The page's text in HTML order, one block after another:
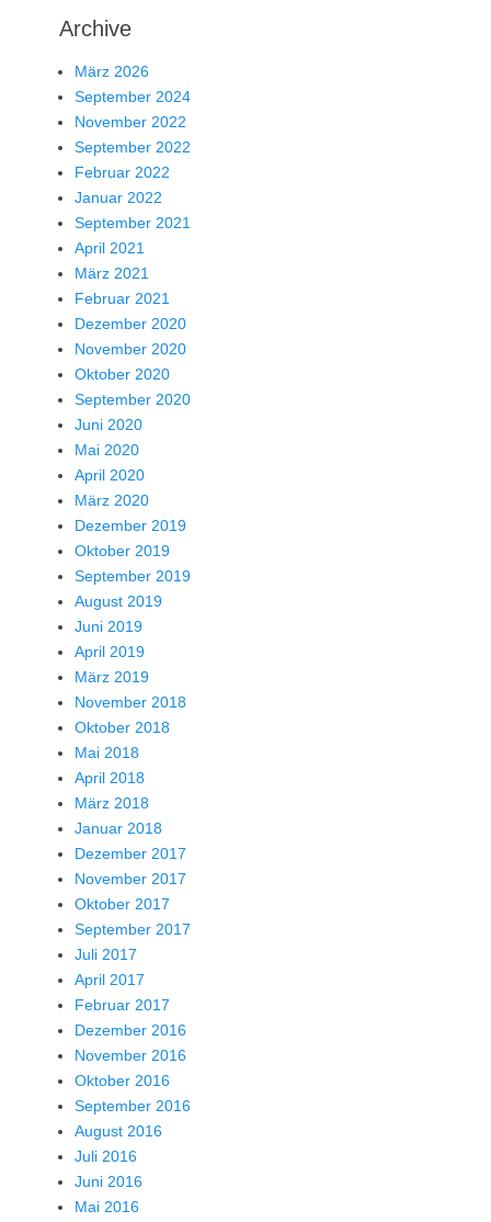
Archive
März 2026
September 2024
November 2022
September 2022
Februar 2022
Januar 2022
September 2021
April 2021
März 2021
Februar 2021
Dezember 2020
November 2020
Oktober 2020
September 2020
Juni 2020
Mai 2020
April 2020
März 2020
Dezember 2019
Oktober 2019
September 2019
August 2019
Juni 2019
April 2019
März 2019
November 2018
Oktober 2018
Mai 2018
April 2018
März 2018
Januar 2018
Dezember 2017
November 2017
Oktober 2017
September 2017
Juli 2017
April 2017
Februar 2017
Dezember 2016
November 2016
Oktober 2016
September 2016
August 2016
Juli 2016
Juni 2016
Mai 2016